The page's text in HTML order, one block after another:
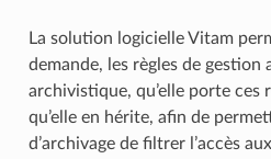
La solution logicielle Vitam
demande, les règles de gestion
archivistique, qu’elle porte ces
qu’elle en hérite, afin de
d’archivage de filtrer l’accès